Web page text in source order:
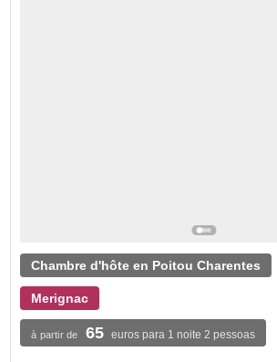
Chambre d'hôte en Poitou Charentes
Merignac
à partir de 65 euros para 1 noite 2 pessoas